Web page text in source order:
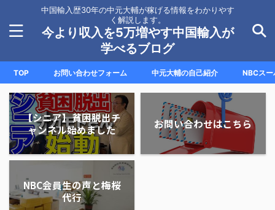
中国輸入歴30年の中元大輔が稼げる情報をわかりやす
く解説します。
今より収入を5万増やす中国輸入が
学べるブログ
TOP お問い合わせフォーム 中元大輔の自己紹介 NBCスー
【シニア】貧困脱出チ
ャンネル始めました
お問い合わせはこちら
NBC会員生の声と梅桜
代行